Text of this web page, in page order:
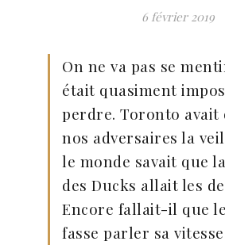
6 février 2019
On ne va pas se
était quasiment
perdre. Toronto avait
nos adversaires la
le monde savait que
des Ducks allait les
Encore fallait-il que
fasse parler sa